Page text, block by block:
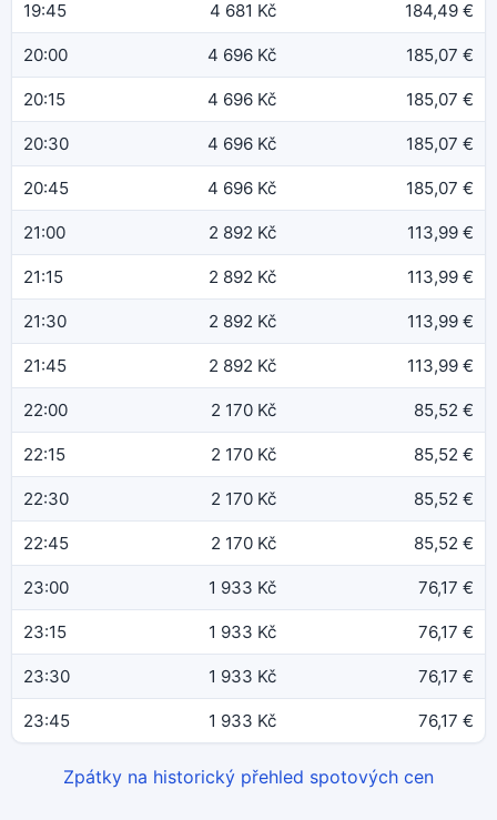
19:45 4 681 Kč 184,49 €
20:00 4 696 Kč 185,07 €
20:15 4 696 Kč 185,07 €
20:30 4 696 Kč 185,07 €
20:45 4 696 Kč 185,07 €
21:00 2 892 Kč 113,99 €
21:15 2 892 Kč 113,99 €
21:30 2 892 Kč 113,99 €
21:45 2 892 Kč 113,99 €
22:00 2 170 Kč 85,52 €
22:15 2 170 Kč 85,52 €
22:30 2 170 Kč 85,52 €
22:45 2 170 Kč 85,52 €
23:00 1 933 Kč 76,17 €
23:15 1 933 Kč 76,17 €
23:30 1 933 Kč 76,17 €
23:45 1 933 Kč 76,17 €
Zpátky na historický přehled spotových cen